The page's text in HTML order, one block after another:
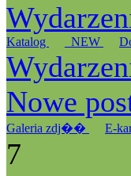
Katalog _NEW
Nowe
Galeria zdj�� E-
7